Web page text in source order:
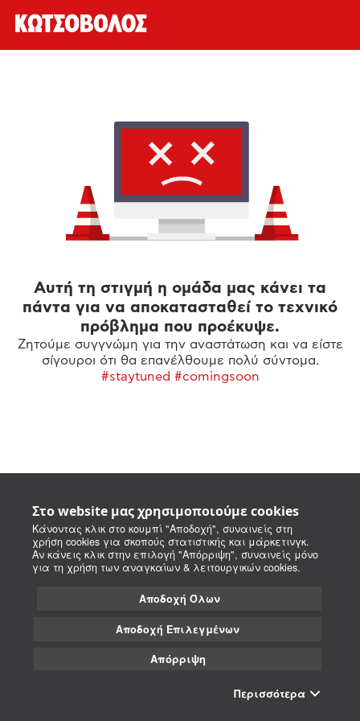
Στο website μας χρησιμοποιούμε cookies
Κάνοντας κλικ στο κουμπί "Αποδοχή", συναινείς στη
χρήση cookies για σκοπούς στατιστικής και μάρκετινγκ.
Αν κάνεις κλικ στην επιλογή "Απόρριψη", συναινείς μόνο
για τη χρήση των αναγκαίων & λειτουργικών cookies.
Αποδοχή Όλων
Αποδοχή Επιλεγμένων
Απόρριψη
Περισσότερα
Αυτή τη στιγμή η ομάδα μας κάνει τα
πάντα για να αποκατασταθεί το τεχνικό
πρόβλημα που προέκυψε.
Ζητούμε συγγνώμη για την αναστάτωση και να είστε
σίγουροι ότι θα επανέλθουμε πολύ σύντομα.
#staytuned #comingsoon